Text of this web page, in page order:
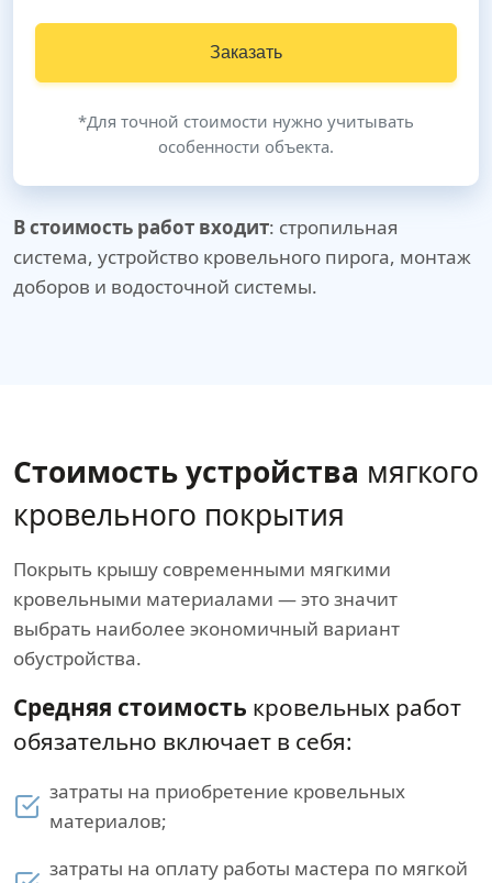
Заказать
*Для точной стоимости нужно учитывать
особенности объекта.
В стоимость работ входит: стропильная
система, устройство кровельного пирога, монтаж
доборов и водосточной системы.
Стоимость устройства мягкого
кровельного покрытия
Покрыть крышу современными мягкими
кровельными материалами — это значит
выбрать наиболее экономичный вариант
обустройства.
Средняя стоимость кровельных работ
обязательно включает в себя:
затраты на приобретение кровельных
материалов;
затраты на оплату работы мастера по мягкой